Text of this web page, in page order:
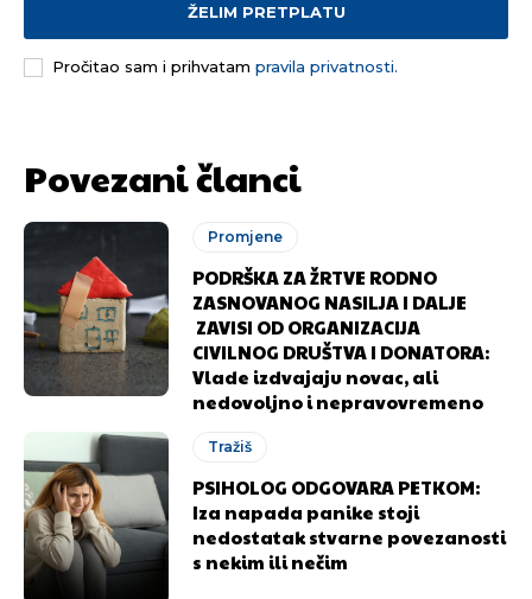
ŽELIM PRETPLATU
Pročitao sam i prihvatam pravila privatnosti.
Povezani članci
Promjene
PODRŠKA ZA ŽRTVE RODNO
ZASNOVANOG NASILJA I DALJE
ZAVISI OD ORGANIZACIJA
CIVILNOG DRUŠTVA I DONATORA:
Vlade izdvajaju novac, ali
nedovoljno i nepravovremeno
Tražiš
PSIHOLOG ODGOVARA PETKOM:
Iza napada panike stoji
nedostatak stvarne povezanosti
s nekim ili nečim